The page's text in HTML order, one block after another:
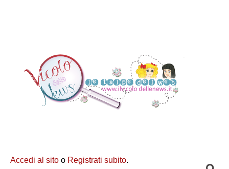
Accedi al sito o Registrati subito.